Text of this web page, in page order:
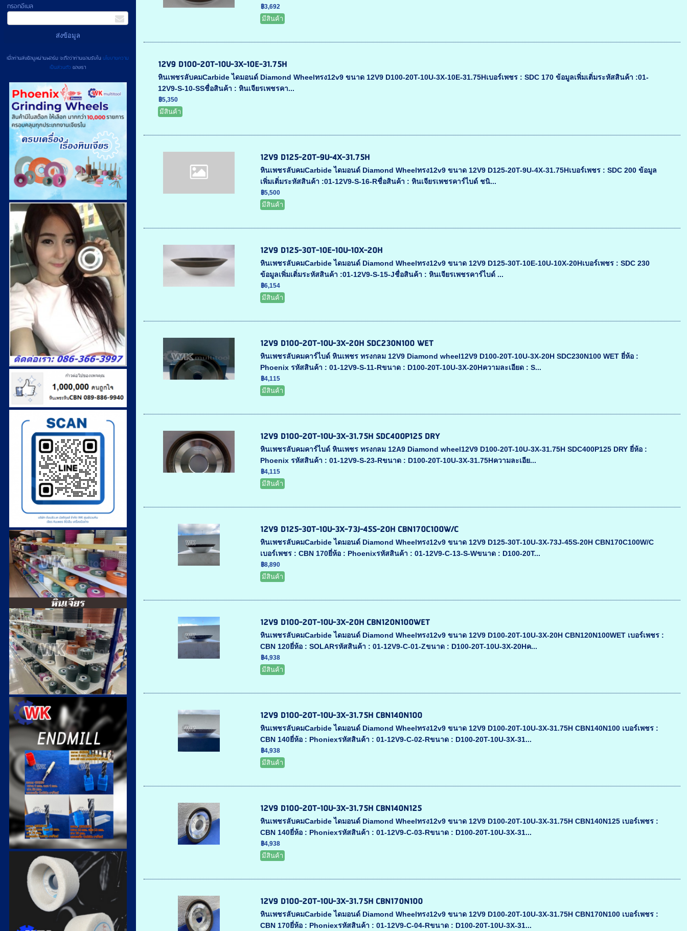
กรอกอีเมล
เมื่อท่านส่งข้อมูลผ่านฟอร์ม จะถือว่าท่านยอมรับในนโยบายความ
เป็นส่วนตัวของเรา
฿3,692
มีสินค้า
12V9 D100-20T-10U-3X-10E-31.75H
หินเพชรลับคมCarbide ไดมอนด์ Diamond Wheelทรง12v9 ขนาด 12V9 D100-20T-10U-3X-10E-31.75Hเบอร์เพชร : SDC 170 ข้อมูลเพิ่มเติ่มระหัสสินค้า :01-
12V9-S-10-SSชื่อสินค้า : หินเจียรเพชรคา...
฿5,350
มีสินค้า
12V9 D125-20T-9U-4X-31.75H
หินเพชรลับคมCarbide ไดมอนด์ Diamond Wheelทรง12v9 ขนาด 12V9 D125-20T-9U-4X-31.75Hเบอร์เพชร : SDC 200 ข้อมูล
เพิ่มเติ่มระหัสสินค้า :01-12V9-S-16-Rชื่อสินค้า : หินเจียรเพชรคาร์ไบด์ ชนิ...
฿5,500
มีสินค้า
12V9 D125-30T-10E-10U-10X-20H
หินเพชรลับคมCarbide ไดมอนด์ Diamond Wheelทรง12v9 ขนาด 12V9 D125-30T-10E-10U-10X-20Hเบอร์เพชร : SDC 230
ข้อมูลเพิ่มเติ่มระหัสสินค้า :01-12V9-S-15-Jชื่อสินค้า : หินเจียรเพชรคาร์ไบด์ ...
฿6,154
มีสินค้า
12V9 D100-20T-10U-3X-20H SDC230N100 WET
หินเพชรลับคมคาร์ไบด์ หินเพชร ทรงกลม 12V9 Diamond wheel12V9 D100-20T-10U-3X-20H SDC230N100 WET ยี่ห้อ :
Phoenix รหัสสินค้า : 01-12V9-S-11-Rขนาด : D100-20T-10U-3X-20Hความละเอียด : S...
฿4,115
มีสินค้า
12V9 D100-20T-10U-3X-31.75H SDC400P125 DRY
หินเพชรลับคมคาร์ไบด์ หินเพชร ทรงกลม 12A9 Diamond wheel12V9 D100-20T-10U-3X-31.75H SDC400P125 DRY ยี่ห้อ :
Phoenix รหัสสินค้า : 01-12V9-S-23-Rขนาด : D100-20T-10U-3X-31.75Hความละเอีย...
฿4,115
มีสินค้า
12V9 D125-30T-10U-3X-73J-45S-20H CBN170C100W/C
หินเพชรลับคมCarbide ไดมอนด์ Diamond Wheelทรง12v9 ขนาด 12V9 D125-30T-10U-3X-73J-45S-20H CBN170C100W/C
เบอร์เพชร : CBN 170ยี่ห้อ : Phoenixรหัสสินค้า : 01-12V9-C-13-S-Wขนาด : D100-20T...
฿8,890
มีสินค้า
12V9 D100-20T-10U-3X-20H CBN120N100WET
หินเพชรลับคมCarbide ไดมอนด์ Diamond Wheelทรง12v9 ขนาด 12V9 D100-20T-10U-3X-20H CBN120N100WET เบอร์เพชร :
CBN 120ยี่ห้อ : SOLARรหัสสินค้า : 01-12V9-C-01-Zขนาด : D100-20T-10U-3X-20Hค...
฿4,938
มีสินค้า
12V9 D100-20T-10U-3X-31.75H CBN140N100
หินเพชรลับคมCarbide ไดมอนด์ Diamond Wheelทรง12v9 ขนาด 12V9 D100-20T-10U-3X-31.75H CBN140N100 เบอร์เพชร :
CBN 140ยี่ห้อ : Phoniexรหัสสินค้า : 01-12V9-C-02-Rขนาด : D100-20T-10U-3X-31...
฿4,938
มีสินค้า
12V9 D100-20T-10U-3X-31.75H CBN140N125
หินเพชรลับคมCarbide ไดมอนด์ Diamond Wheelทรง12v9 ขนาด 12V9 D100-20T-10U-3X-31.75H CBN140N125 เบอร์เพชร :
CBN 140ยี่ห้อ : Phoniexรหัสสินค้า : 01-12V9-C-03-Rขนาด : D100-20T-10U-3X-31...
฿4,938
มีสินค้า
12V9 D100-20T-10U-3X-31.75H CBN170N100
หินเพชรลับคมCarbide ไดมอนด์ Diamond Wheelทรง12v9 ขนาด 12V9 D100-20T-10U-3X-31.75H CBN170N100 เบอร์เพชร :
CBN 170ยี่ห้อ : Phoniexรหัสสินค้า : 01-12V9-C-04-Rขนาด : D100-20T-10U-3X-31...